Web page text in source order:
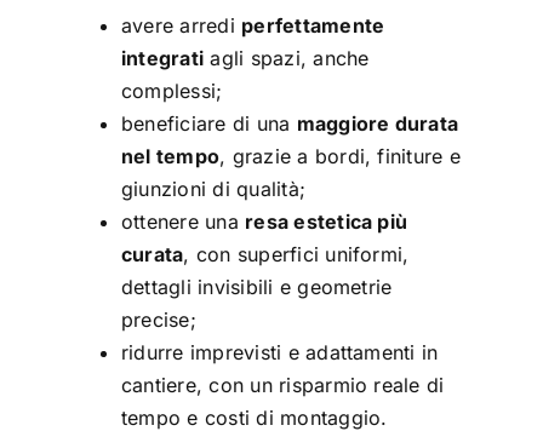
avere arredi perfettamente
integrati agli spazi, anche
complessi;
beneficiare di una maggiore durata
nel tempo, grazie a bordi, finiture e
giunzioni di qualità;
ottenere una resa estetica più
curata, con superfici uniformi,
dettagli invisibili e geometrie
precise;
ridurre imprevisti e adattamenti in
cantiere, con un risparmio reale di
tempo e costi di montaggio.